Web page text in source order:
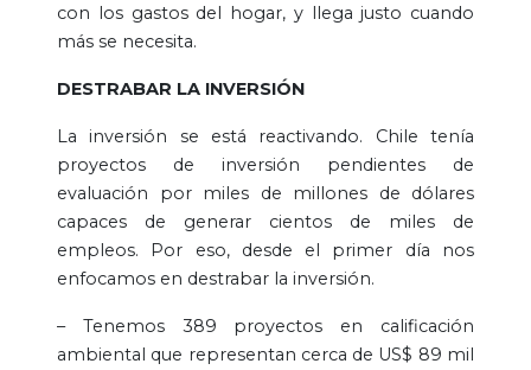
con los gastos del hogar, y llega justo cuando
más se necesita.
DESTRABAR LA INVERSIÓN
La inversión se está reactivando. Chile tenía
proyectos de inversión pendientes de
evaluación por miles de millones de dólares
capaces de generar cientos de miles de
empleos. Por eso, desde el primer día nos
enfocamos en destrabar la inversión.
– Tenemos 389 proyectos en calificación
ambiental que representan cerca de US$ 89 mil